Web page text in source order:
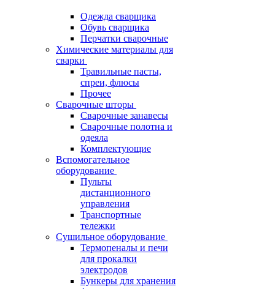
Одежда сварщика
Обувь сварщика
Перчатки сварочные
Химические материалы для
сварки
Травильные пасты,
спреи, флюсы
Прочее
Сварочные шторы
Сварочные занавесы
Сварочные полотна и
одеяла
Комплектующие
Вспомогательное
оборудование
Пульты
дистанционного
управления
Транспортные
тележки
Сушильное оборудование
Термопеналы и печи
для прокалки
электродов
Бункеры для хранения